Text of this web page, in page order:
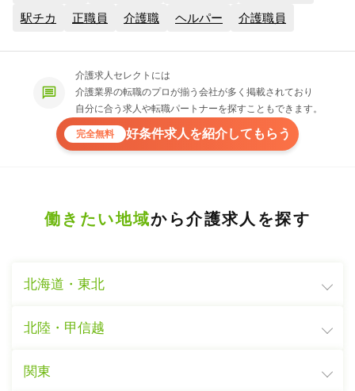
駅チカ 正職員 介護職 ヘルパー 介護職員
介護求人セレクトには
介護業界の転職のプロが揃う会社が多く掲載されており
自分に合う求人や転職パートナーを探すこともできます。
完全無料 好条件求人を紹介してもらう
働きたい地域から介護求人を探す
北海道・東北
北陸・甲信越
関東